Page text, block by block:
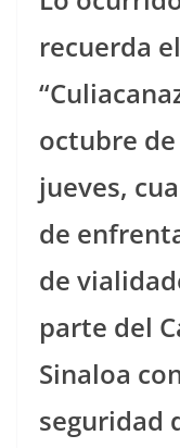
recuerda
octubre
jueves,
de
de
parte del
Sinaloa
seguridad